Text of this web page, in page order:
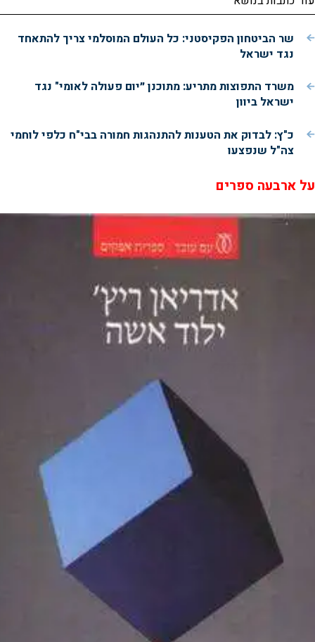
שר הביטחון הפקיסטני: כל העולם המוסלמי צריך להתאחד
נגד ישראל
משרד התפוצות מתריע: מתוכנן ״יום פעולה לאומי" נגד
ישראל ביוון
כ"ץ: לבדוק את הטענות להתנהגות חמורה בבי"ח כלפי לוחמי
צה"ל שנפצעו
על ארבעה ספרים